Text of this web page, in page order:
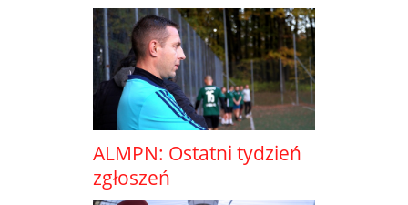
ALMPN: Ostatni tydzień
zgłoszeń